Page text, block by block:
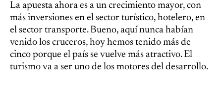
La apuesta ahora es a un crecimiento mayor, con
más inversiones en el sector turístico, hotelero, en
el sector transporte. Bueno, aquí nunca habían
venido los cruceros, hoy hemos tenido más de
cinco porque el país se vuelve más atractivo. El
turismo va a ser uno de los motores del desarrollo.